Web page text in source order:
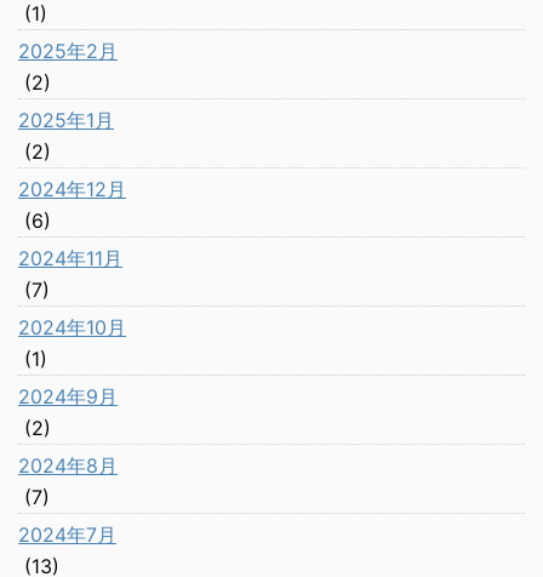
(1)
2025年2月
(2)
2025年1月
(2)
2024年12月
(6)
2024年11月
(7)
2024年10月
(1)
2024年9月
(2)
2024年8月
(7)
2024年7月
(13)